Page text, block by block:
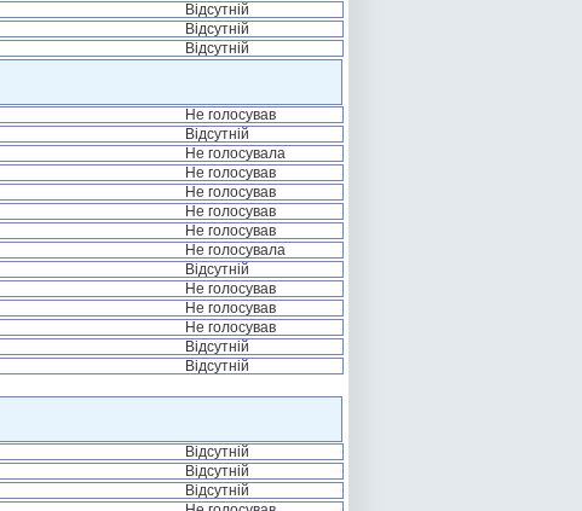
Відсутній
Відсутній
Відсутній
Не голосував
Відсутній
Не голосувала
Не голосував
Не голосував
Не голосував
Не голосував
Не голосувала
Відсутній
Не голосував
Не голосував
Не голосував
Відсутній
Відсутній
Відсутній
Відсутній
Відсутній